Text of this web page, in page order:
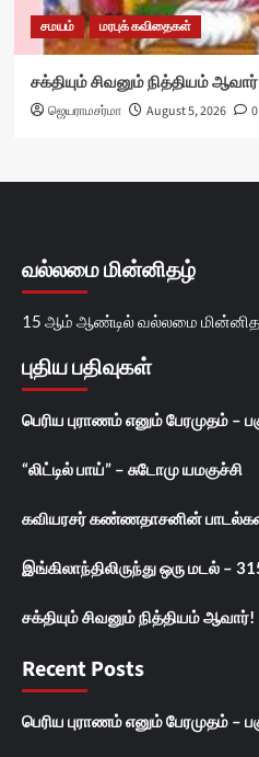
சமயம் மரபுக் கவிதைகள்
சக்தியும் சிவனும் நித்தியம்
ஜெயராமசர்மா August 5, 2026 0
வல்லமை மின்னிதழ்
15 ஆம் ஆண்டில் வல்லமை
புதிய பதிவுகள்
பெரிய புராணம் எனும் பேரமுதம் –
“லிட்டில் பாய்” – சுடோமு யமகுச்சி
கவியரசர் கண்ணதாசனின்
இங்கிலாந்திலிருந்து ஒரு மடல் –
சக்தியும் சிவனும் நித்தியம் ஆவார்!
Recent Posts
பெரிய புராணம் எனும் பேரமுதம் –